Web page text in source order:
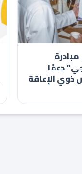
دعمًا
ذوي الإعاقة